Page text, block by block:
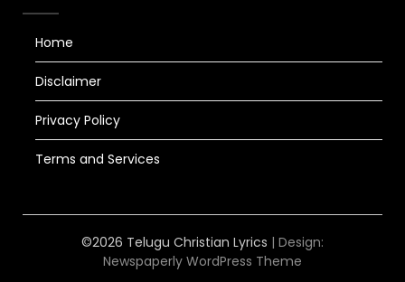
Home
Disclaimer
Privacy Policy
Terms and Services
©2026 Telugu Christian Lyrics | Design:
Newspaperly WordPress Theme